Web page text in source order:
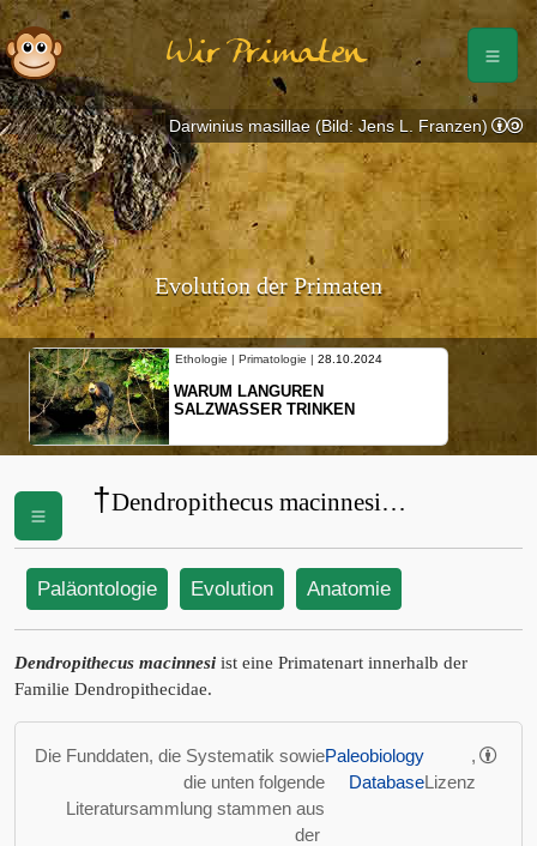
Wir Primaten
Evolution der Primaten
Ethologie | Primatologie | 28.10.2024
WARUM LANGUREN
SALZWASSER TRINKEN
Darwinius masillae (Bild: Jens L. Franzen)
†Dendropithecus macinnesi
Paläontologie Evolution Anatomie
Dendropithecus macinnesi ist eine Primatenart innerhalb der
Familie Dendropithecidae.
Die Funddaten, die Systematik sowie
die unten folgende
Literatursammlung stammen aus
der
Paleobiology
Database
,
Lizenz